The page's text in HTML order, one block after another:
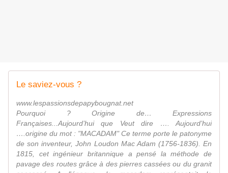
Le saviez-vous ?
www.lespassionsdepapybougnat.net
Pourquoi ? Origine de… Expressions
Françaises...Aujourd’hui que Veut dire …. Aujourd’hui
….origine du mot : "MACADAM" Ce terme porte le patonyme
de son inventeur, John Loudon Mac Adam (1756-1836). En
1815, cet ingénieur britannique a pensé la méthode de
pavage des routes grâce à des pierres cassées ou du granit